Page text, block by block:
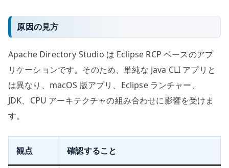
原因の見方
Apache Directory Studio は Eclipse RCP ベースのアプ
リケーションです。そのため、単純な Java CLI アプリと
は異なり、macOS 版アプリ、Eclipse ランチャー、
JDK、CPU アーキテクチャの組み合わせに影響を受けま
す。
観点 確認すること